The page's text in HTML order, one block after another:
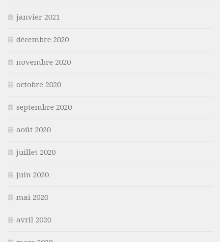
janvier 2021
décembre 2020
novembre 2020
octobre 2020
septembre 2020
août 2020
juillet 2020
juin 2020
mai 2020
avril 2020